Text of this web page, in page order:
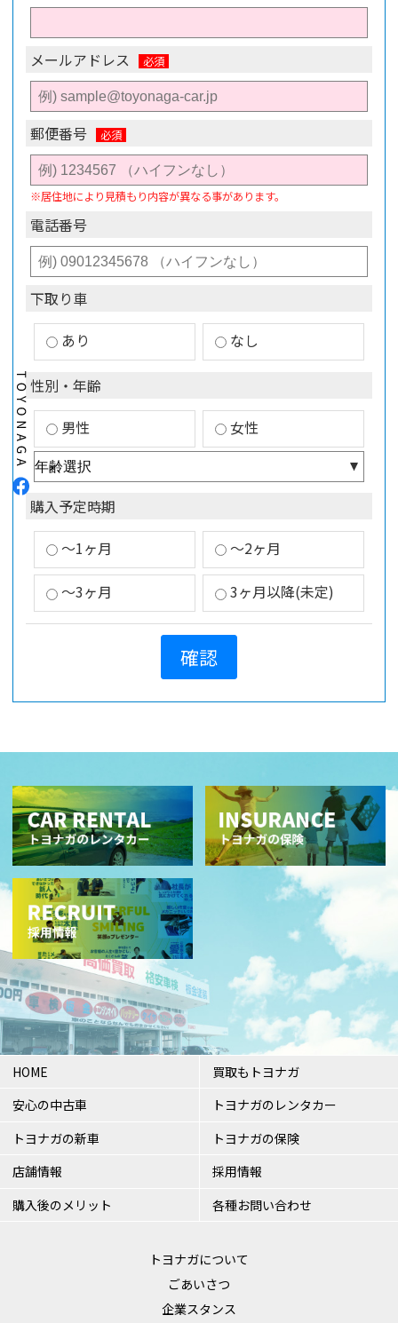
メールアドレス
郵便番号
※居住地により見積もり内容が異なる事があります。
電話番号
下取り車
あり
なし
性別・年齢
男性
女性
購入予定時期
～1ヶ月
～2ヶ月
～3ヶ月 3ヶ月以降(未定)
HOME
安心の中古車
トヨナガの新車
店舗情報
購入後のメリット
買取もトヨナガ
トヨナガのレンタカー
トヨナガの保険
採用情報
各種お問い合わせ
トヨナガについて
ごあいさつ
企業スタンス